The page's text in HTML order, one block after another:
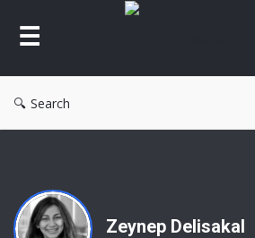
Reina
Search
Zeynep Delisakal